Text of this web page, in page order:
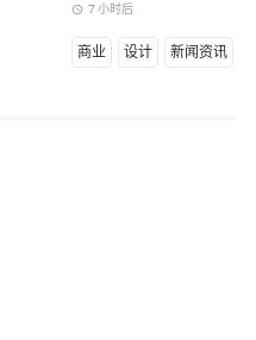
access_time 7 小时后
商业 设计 新闻资讯